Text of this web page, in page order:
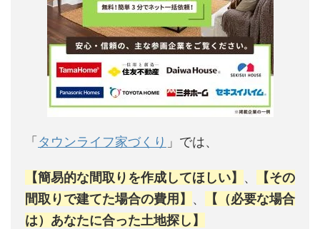
「 タウンライフ家づくり 」では、
【簡易的な間取りを作成してほしい】 、
【その
間取りで建てた場合の費用】 、
【（必要な場合
は）あなたに合った土地探し】